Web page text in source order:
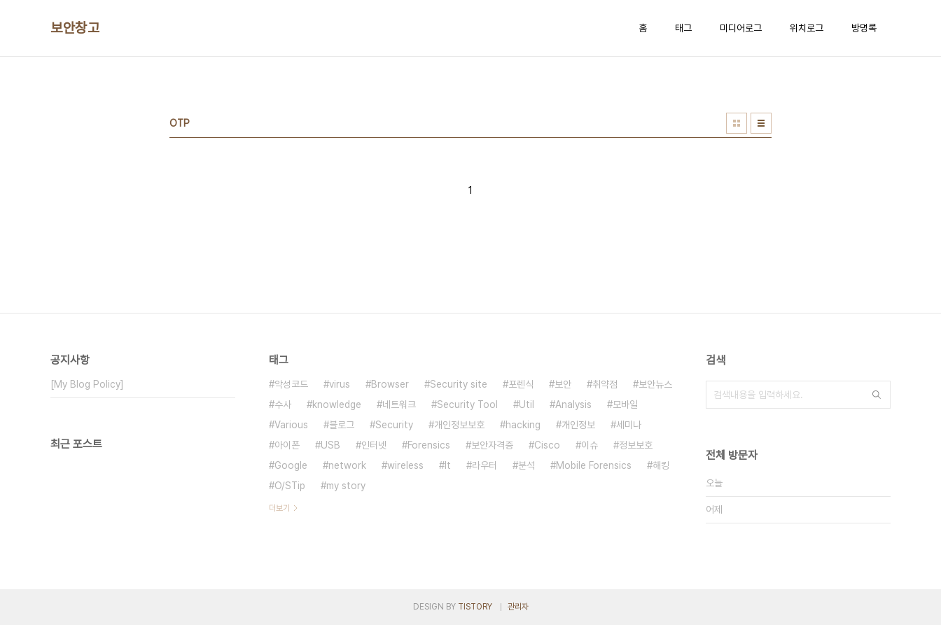
보안창고 홈 태그 미디어로그 위치로그 방명록
OTP
1
공지사항
[My Blog Policy]
최근 포스트
태그
악성코드 virus Browser Security site 포렌식 보안 취약점
보안뉴스
수사
knowledge 네트워크 Security Tool Util Analysis
모바일
Various
블로그 Security 개인정보보호 hacking 개인정보
세미나
아이폰
USB 인터넷 Forensics 보안자격증 Cisco 이슈
정보보호
Google
network wireless It 라우터 분석 Mobile Forensics
해킹
O/STip
my story
더보기
검색
전체 방문자
오늘
어제
DESIGN BY TISTORY 관리자